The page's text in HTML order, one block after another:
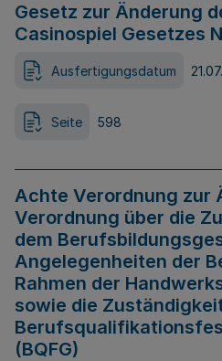
Gesetz zur Änderung
Casinospiel Gesetzes
Ausfertigungsdatum
Seite 598
Achte Verordnung zur
Verordnung über die
dem
Angelegenheiten der
Rahmen der
sowie die
(BQFG)